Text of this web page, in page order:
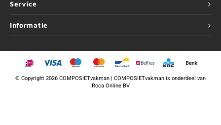
Service
Informatie
©Copyright2026 COMPOSIETvakman | COMPOSIETvakman is onderdeel van
Roca Online BV